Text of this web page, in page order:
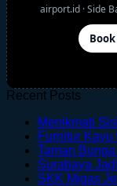
Recent Posts
Menikmati
Furnitur
Taman
Surabaya
SKK Migas